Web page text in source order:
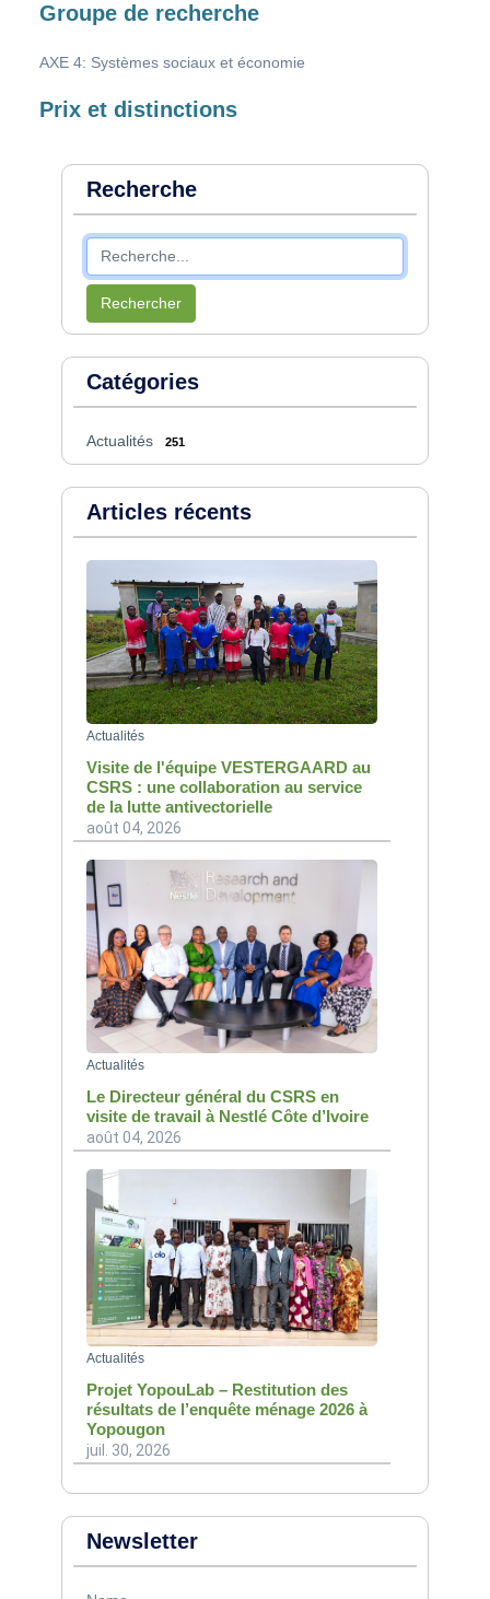
Groupe de recherche
AXE 4: Systèmes sociaux et économie
Prix et distinctions
Recherche
Rechercher
Catégories
Actualités 251
Articles récents
Actualités
Visite de l'équipe VESTERGAARD au
CSRS : une collaboration au service
de la lutte antivectorielle
août 04, 2026
Actualités
Le Directeur général du CSRS en
visite de travail à Nestlé Côte d’Ivoire
août 04, 2026
Actualités
Projet YopouLab – Restitution des
résultats de l’enquête ménage 2026 à
Yopougon
juil. 30, 2026
Newsletter